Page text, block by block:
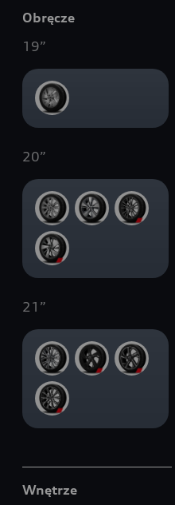
Obręcze
19”
20”
21 ”
Wnętrze